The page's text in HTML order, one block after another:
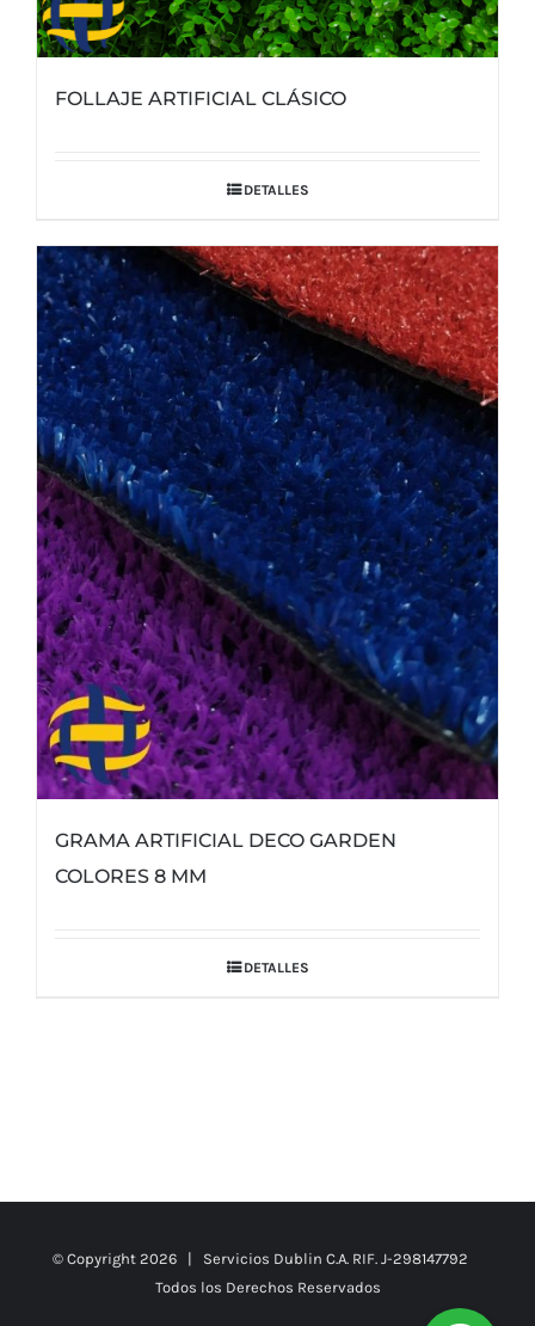
FOLLAJE ARTIFICIAL CLÁSICO
DETALLES
GRAMA ARTIFICIAL DECO GARDEN
COLORES 8 MM
DETALLES
© Copyright 2026 | Servicios Dublin C.A. RIF. J-298147792
Todos los Derechos Reservados